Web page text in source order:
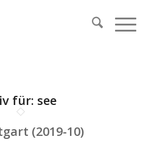
für: see
(2019-10)